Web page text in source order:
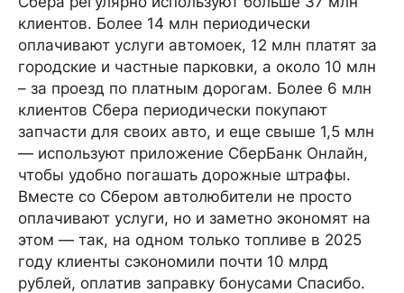
клиентов. Более 14 млн периодически
оплачивают услуги автомоек, 12 млн платят за
городские и частные парковки, а около 10 млн
– за проезд по платным дорогам. Более 6 млн
клиентов Сбера периодически покупают
запчасти для своих авто, и еще свыше 1,5 млн
— используют приложение СберБанк Онлайн,
чтобы удобно погашать дорожные штрафы.
Вместе со Сбером автолюбители не просто
оплачивают услуги, но и заметно экономят на
этом — так, на одном только топливе в 2025
году клиенты сэкономили почти 10 млрд
рублей, оплатив заправку бонусами Спасибо.